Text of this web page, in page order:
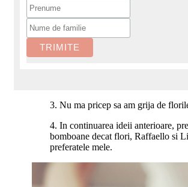
3. Nu ma pricep sa am grija de
4. In continuarea ideii anterioare,
bomboane decat flori, Raffaello si
preferatele mele.